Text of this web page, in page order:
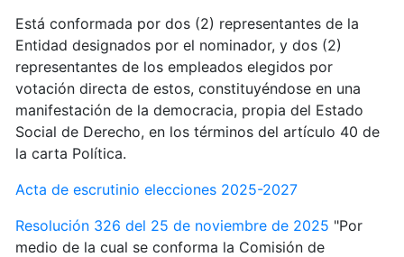
Está conformada por dos (2) representantes de la
Entidad designados por el nominador, y dos (2)
representantes de los empleados elegidos por
votación directa de estos, constituyéndose en una
manifestación de la democracia, propia del Estado
Social de Derecho, en los términos del artículo 40 de
la carta Política.
Acta de escrutinio elecciones 2025-2027
Resolución 326 del 25 de noviembre de 2025 "Por
medio de la cual se conforma la Comisión de